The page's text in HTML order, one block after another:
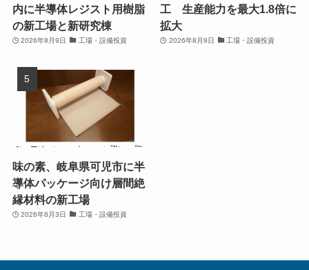
内に半導体レジスト用樹脂
の新工場と新研究棟
2026年8月9日 工場・設備投資
工 生産能力を最大1.8倍に
拡大
2026年8月9日 工場・設備投資
味の素、岐阜県可児市に半
導体パッケージ向け層間絶
縁材料の新工場
2026年8月3日 工場・設備投資